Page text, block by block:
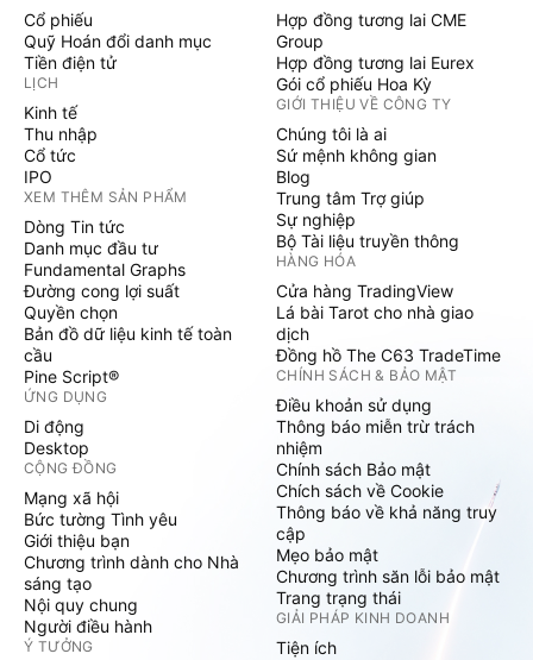
Cổ phiếu
Quỹ Hoán đổi danh mục
Tiền điện tử
LỊCH
Kinh tế
Thu nhập
Cổ tức
IPO
XEM THÊM SẢN PHẨM
Dòng Tin tức
Danh mục đầu tư
Fundamental Graphs
Đường cong lợi suất
Quyền chọn
Bản đồ dữ liệu kinh tế toàn
cầu
Pine Script®
ỨNG DỤNG
Di động
Desktop
CỘNG ĐỒNG
Mạng xã hội
Bức tường Tình yêu
Giới thiệu bạn
Chương trình dành cho Nhà
sáng tạo
Nội quy chung
Người điều hành
Ý TƯỞNG
Hợp đồng tương lai CME
Group
Hợp đồng tương lai Eurex
Gói cổ phiếu Hoa Kỳ
GIỚI THIỆU VỀ CÔNG TY
Chúng tôi là ai
Sứ mệnh không gian
Blog
Trung tâm Trợ giúp
Sự nghiệp
Bộ Tài liệu truyền thông
HÀNG HÓA
Cửa hàng TradingView
Lá bài Tarot cho nhà giao
dịch
Đồng hồ The C63 TradeTime
CHÍNH SÁCH & BẢO MẬT
Điều khoản sử dụng
Thông báo miễn trừ trách
nhiệm
Chính sách Bảo mật
Chích sách về Cookie
Thông báo về khả năng truy
cập
Mẹo bảo mật
Chương trình săn lỗi bảo mật
Trang trạng thái
GIẢI PHÁP KINH DOANH
Tiện ích